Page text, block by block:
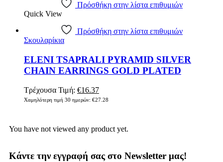
Πρόσθήκη στην λίστα επιθυμιών
Quick View
Πρόσθήκη στην λίστα επιθυμιών
Σκουλαρίκια
ELENI TSAPRALI PYRAMID SILVER
CHAIN EARRINGS GOLD PLATED
Τρέχουσα Τιμή: €16.37
Χαμηλότερη τιμή 30 ημερών: €27.28
You have not viewed any product yet.
Κάντε την εγγραφή σας στο Newsletter μας!